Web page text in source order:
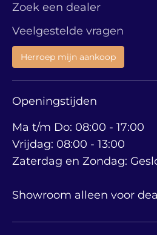
Zoek een dealer
Veelgestelde vragen
Herroep mijn aankoop
Openingstijden
Ma t/m Do: 08:00 - 17:00
Vrijdag: 08:00 - 13:00
Zaterdag en Zondag:
Showroom alleen voor